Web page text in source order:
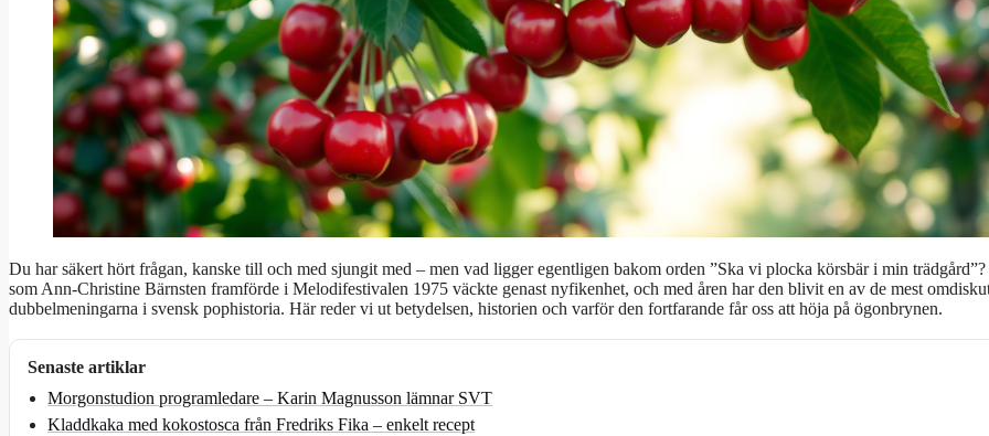
Du har säkert hört frågan, kanske till och med sjungit med – men vad ligger egentligen bakom orden ”Ska vi plocka körsbär i min
som Ann-Christine Bärnsten framförde i Melodifestivalen 1975 väckte genast nyfikenhet, och med åren har den blivit en av de mest
dubbelmeningarna i svensk pophistoria. Här reder vi ut betydelsen, historien och varför den fortfarande får oss att höja på ögonbrynen.
Senaste artiklar
Morgonstudion programledare – Karin Magnusson lämnar SVT
Kladdkaka med kokostosca från Fredriks Fika – enkelt recept